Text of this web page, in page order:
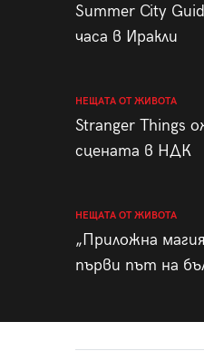
Summer City
часа в Иракли
НЕЩАТА ОТ ЖИВОТА
Stranger Things
сцената в НДК
НЕЩАТА ОТ ЖИВОТА
„Приложна
първи път на